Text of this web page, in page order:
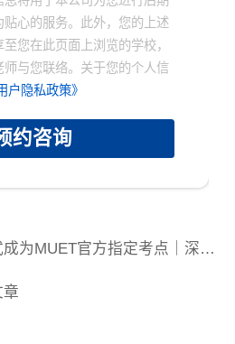
贴心的服务。此外，您的上述
您在此页面上浏览的学校，
师与您联络。关于您的个人信
户隐私政策》
约咨询
上一篇：岭南美中正式成为MUET官方指定考点｜深化国际教育合作，助力学子走向世界